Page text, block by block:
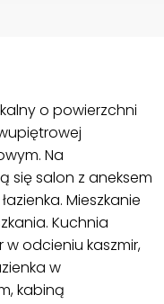
o powierzchni
Na
się salon z aneksem
Mieszkanie
Kuchnia
odcieniu kaszmir,
w
kabiną